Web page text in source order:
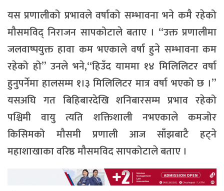
यस प्रणालीको प्रभावले वर्षाको सम्भावना भने कमै रहेको
मौसमविद् निराजन सापकोटाले बताए । “उक्त प्रणालीमा
जलवाष्पयुक्त हावा कम भएकाले वर्षा हुने सम्भावना कम
रहेको हो” उनले भने,“हिउँद याममा १४ मिलिलिटर वर्षा
हुनुपर्नेमा हालसम्म १।३ मिलिलिटर मात्र वर्षा भएको छ ।”
यसअघि गत बिहिबारदेखि शनिबारसम्म प्रभाव रहेको
पश्चिमी वायु त्यति शक्तिशाली नभएकाले कमजोर
किसिमको मौसमी प्रणाली आज साँझबाटै हट्ने
महाशाखाका वरिष्ठ मौसमविद सापकोटाले बताए ।